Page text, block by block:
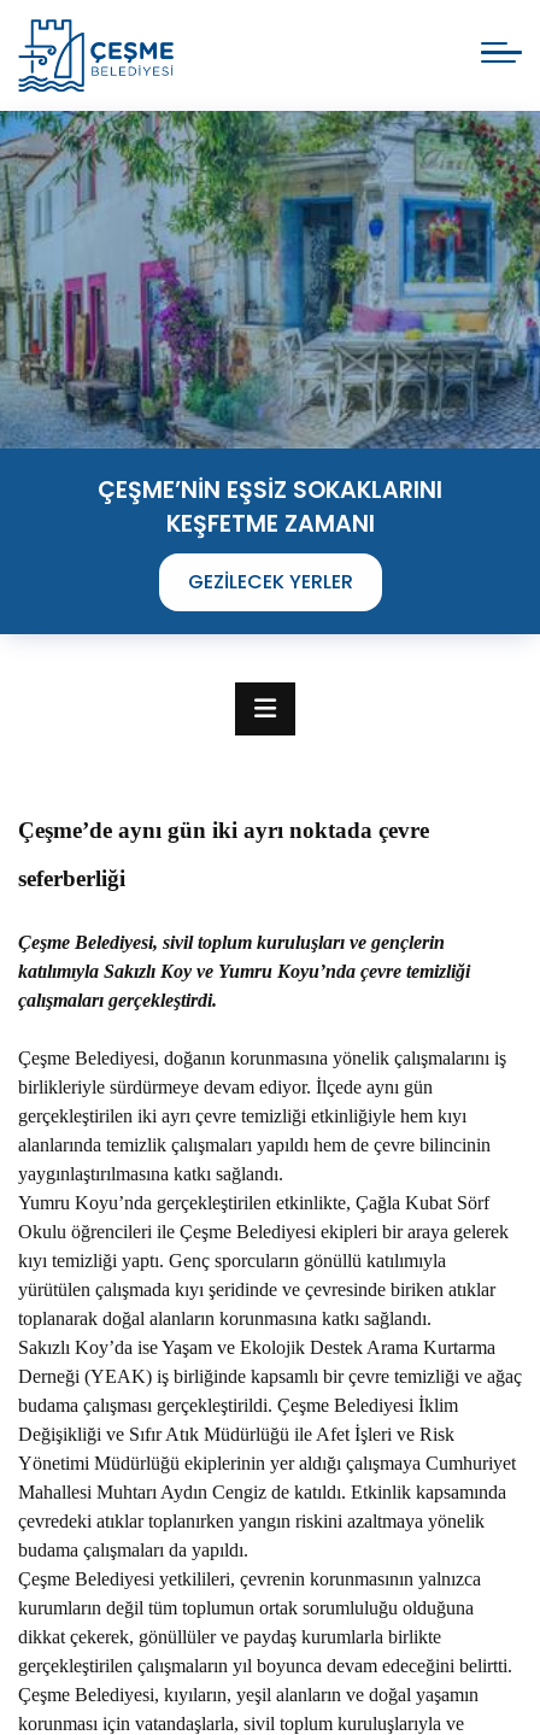
ÇEŞME’NİN EŞSİZ SOKAKLARINI
KEŞFETME ZAMANI
GEZILECEK YERLER
TIME TO DISCOVER
THE UNIQUE STREETS OF ÇEŞME
PLACES TO VISIT
Çeşme’de aynı gün iki ayrı noktada çevre
seferberliği
Çeşme Belediyesi, sivil toplum kuruluşları ve gençlerin
katılımıyla Sakızlı Koy ve Yumru Koyu’nda çevre temizliği
çalışmaları gerçekleştirdi.
Çeşme Belediyesi, doğanın korunmasına yönelik çalışmalarını iş
birlikleriyle sürdürmeye devam ediyor. İlçede aynı gün
gerçekleştirilen iki ayrı çevre temizliği etkinliğiyle hem kıyı
alanlarında temizlik çalışmaları yapıldı hem de çevre bilincinin
yaygınlaştırılmasına katkı sağlandı.
Yumru Koyu’nda gerçekleştirilen etkinlikte, Çağla Kubat Sörf
Okulu öğrencileri ile Çeşme Belediyesi ekipleri bir araya gelerek
kıyı temizliği yaptı. Genç sporcuların gönüllü katılımıyla
yürütülen çalışmada kıyı şeridinde ve çevresinde biriken atıklar
toplanarak doğal alanların korunmasına katkı sağlandı.
Sakızlı Koy’da ise Yaşam ve Ekolojik Destek Arama Kurtarma
Derneği (YEAK) iş birliğinde kapsamlı bir çevre temizliği ve ağaç
budama çalışması gerçekleştirildi. Çeşme Belediyesi İklim
Değişikliği ve Sıfır Atık Müdürlüğü ile Afet İşleri ve Risk
Yönetimi Müdürlüğü ekiplerinin yer aldığı çalışmaya Cumhuriyet
Mahallesi Muhtarı Aydın Cengiz de katıldı. Etkinlik kapsamında
çevredeki atıklar toplanırken yangın riskini azaltmaya yönelik
budama çalışmaları da yapıldı.
Çeşme Belediyesi yetkilileri, çevrenin korunmasının yalnızca
kurumların değil tüm toplumun ortak sorumluluğu olduğuna
dikkat çekerek, gönüllüler ve paydaş kurumlarla birlikte
gerçekleştirilen çalışmaların yıl boyunca devam edeceğini belirtti.
Çeşme Belediyesi, kıyıların, yeşil alanların ve doğal yaşamın
korunması için vatandaşlarla, sivil toplum kuruluşlarıyla ve